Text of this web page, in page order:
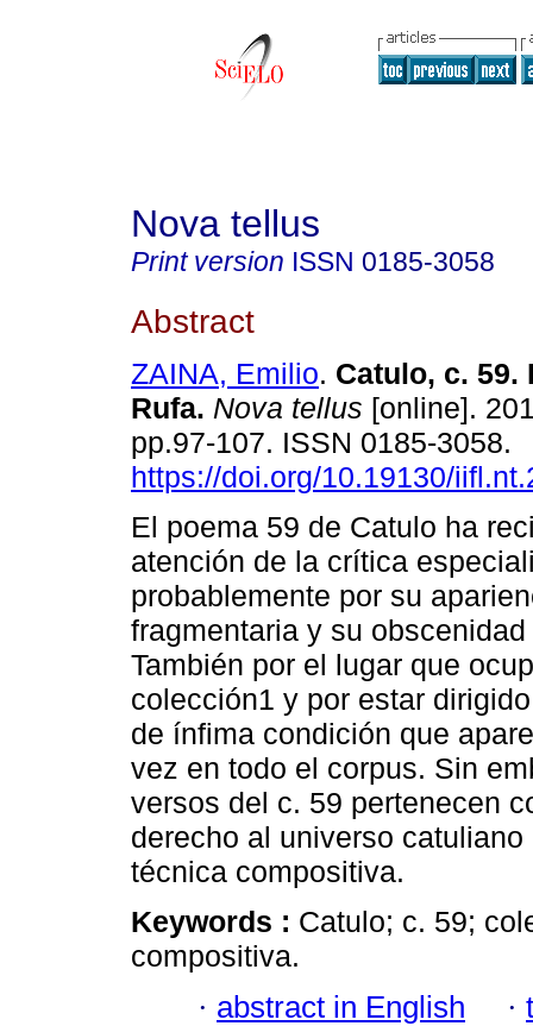
Nova tellus
Print version ISSN 0185-3058
Abstract
ZAINA, Emilio. Catulo, c. 59.
Rufa. Nova tellus [online].
pp.97-107. ISSN 0185-3058.
https://doi.org/10.19130/
El poema 59 de Catulo ha
atención de la crítica
probablemente por su
fragmentaria y su
También por el lugar que
colección1 y por estar
de ínfima condición que
vez en todo el corpus. Sin
versos del c. 59 pertenecen
derecho al universo
técnica compositiva.
Keywords : Catulo; c. 59;
compositiva.
· abstract in English ·